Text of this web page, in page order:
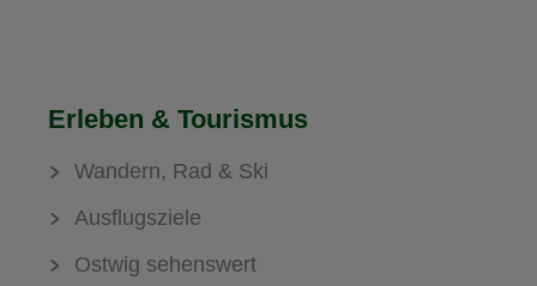
Erleben & Tourismus
Wandern, Rad & Ski
Ausflugsziele
Ostwig sehenswert